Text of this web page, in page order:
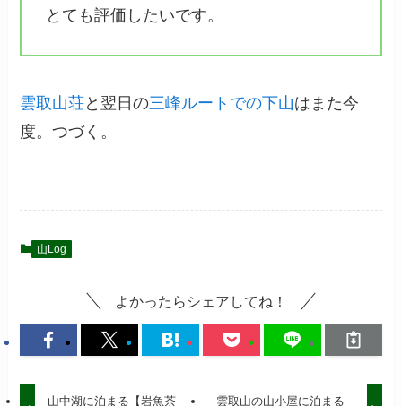
とても評価したいです。
雲取山荘と翌日の三峰ルートでの下山はまた今
度。つづく。
山Log
よかったらシェアしてね！
山中湖に泊まる【岩魚茶 雲取山の山小屋に泊まる